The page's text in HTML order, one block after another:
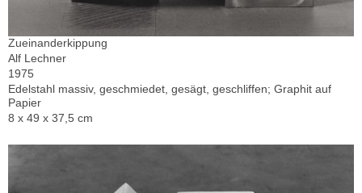
Zueinanderkippung
Alf Lechner
1975
Edelstahl massiv, geschmiedet, gesägt, geschliffen; Graphit auf
Papier
8 x 49 x 37,5 cm